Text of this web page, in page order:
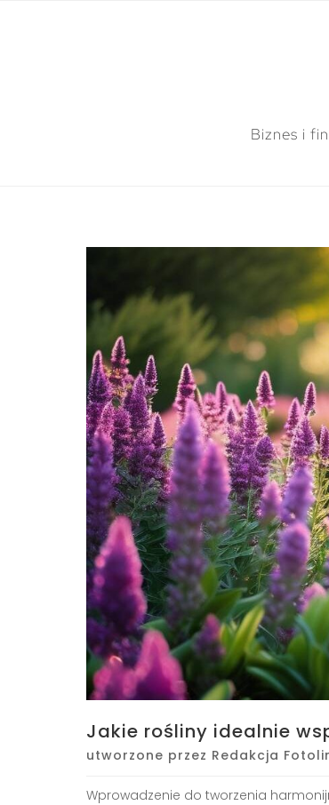
Biznes i
Jakie rośliny idealnie
utworzone przez Redakcja
Wprowadzenie do tworzenia